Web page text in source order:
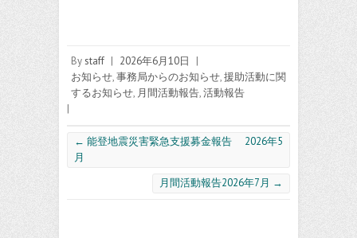
Bystaff | 2026年6月10日
|
お知らせ,事務局からのお知らせ,援助活動に関
するお知らせ, 月間活動報告,活動報告
|
← 能登地震災害緊急支援募金報告 2026年5
月
月間活動報告2026年7月 →